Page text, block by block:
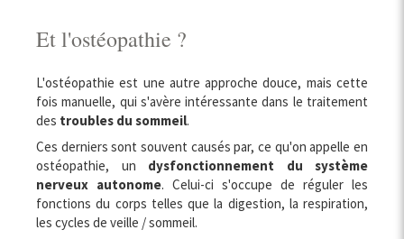
Et l'ostéopathie ?
L'ostéopathie est une autre approche douce, mais cette
fois manuelle, qui s'avère intéressante dans le traitement
des troubles du sommeil.
Ces derniers sont souvent causés par, ce qu'on appelle en
ostéopathie, un dysfonctionnement du système
nerveux autonome. Celui-ci s'occupe de réguler les
fonctions du corps telles que la digestion, la respiration,
les cycles de veille / sommeil.